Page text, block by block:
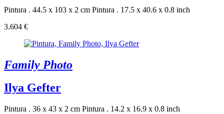
Pintura . 44.5 x 103 x 2 cm Pintura . 17.5 x 40.6 x 0.8 inch
3.604 €
Family Photo
Ilya Gefter
Pintura . 36 x 43 x 2 cm Pintura . 14.2 x 16.9 x 0.8 inch